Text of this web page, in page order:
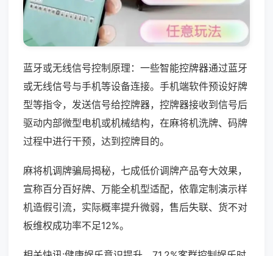
蓝牙或无线信号控制原理：一些智能控牌器通过蓝牙
或无线信号与手机等设备连接。手机端软件预设好牌
型等指令，发送信号给控牌器，控牌器接收到信号后
驱动内部微型电机或机械结构，在麻将机洗牌、码牌
过程中进行干预，达到控牌目的。
麻将机调牌骗局揭秘，七成低价调牌产品夸大效果，
宣称百分百好牌、万能全机型适配，依靠定制演示样
机造假引流，实际概率提升微弱，售后失联、货不对
板维权成功率不足12%。